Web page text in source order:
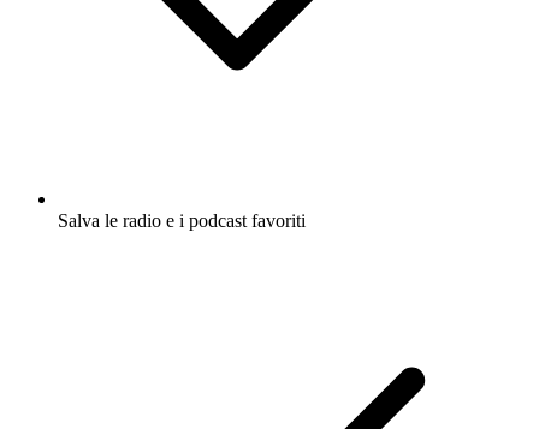
Salva le radio e i podcast favoriti